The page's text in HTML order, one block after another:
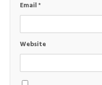
Email*
Website